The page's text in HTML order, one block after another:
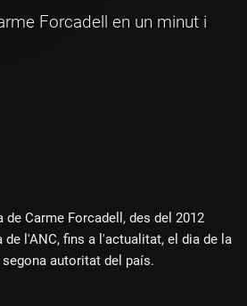
Forcadell en un minut i
Carme Forcadell, des del 2012
de l'ANC, fins a l'actualitat, el dia de la
autoritat del país.